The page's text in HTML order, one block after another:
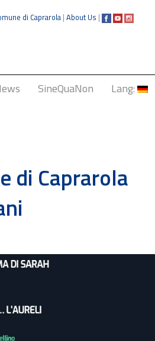
di Caprarola |About Us |
SineQuaNon
Lang:
di Caprarola